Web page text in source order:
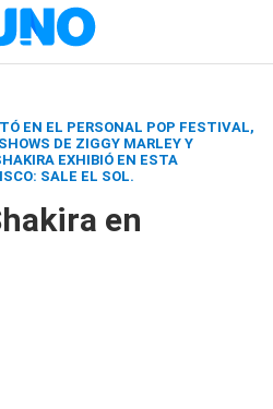
EN EL PERSONAL POP FESTIVAL,
DE ZIGGY MARLEY Y
EXHIBIÓ EN ESTA
SALE EL SOL.
en